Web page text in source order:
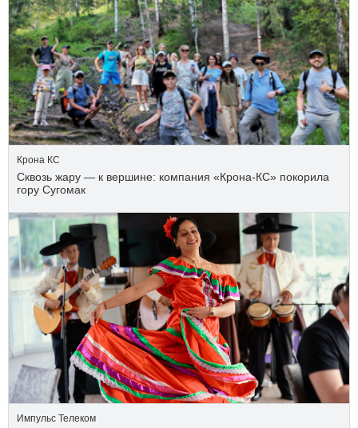
Крона КС
Сквозь жару — к вершине: компания «Крона‑КС» покорила
гору Сугомак
Импульс Телеком